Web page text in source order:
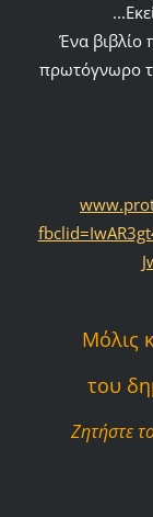
Ένα βιβλίο
πρωτόγνωρο
Μόλις
του
Ζητήστε